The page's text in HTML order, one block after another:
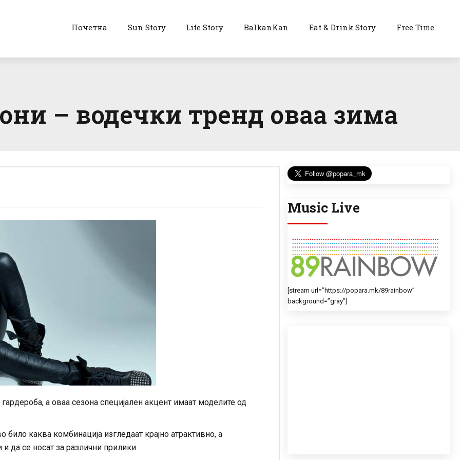
Почетна Sun Story Life Story BalkanKan Eat & Drink Story Free Time
– водечки тренд оваа зима
а оваа сезона специјален акцент имаат моделите од
каква комбинација изгледаат крајно атрактивно, а
да се носат за различни прилики.
Music Live
[stream url=”https://popara.mk/89rainbow”
background=”gray”]